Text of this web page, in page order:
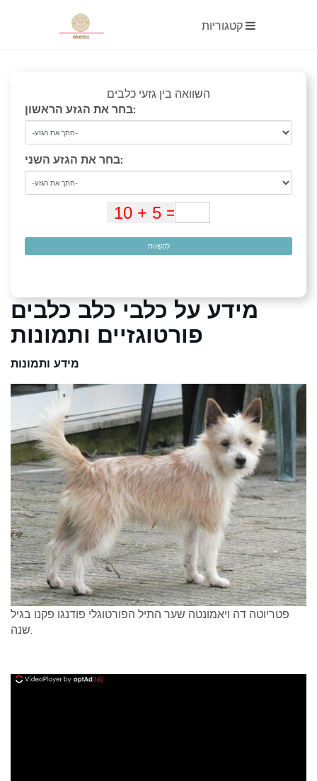
קטגוריות
השוואה בין גזעי כלבים
בחר את הגזע הראשון:
בחר את הגזע השני:
לְהַשְׁווֹת
מידע על כלבי כלב כלבים
פורטוגזיים ותמונות
מידע ותמונות
פטריוטה דה ויאמונטה שער התיל הפורטוגלי פודנגו פקנו בגיל